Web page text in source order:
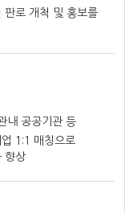
판로 개척 및 홍보를
내 공공기관 등
1:1 매칭으로
향상